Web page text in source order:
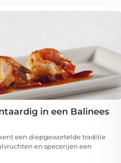
in een Balinees
een diepgewortelde traditie
en specerijen een